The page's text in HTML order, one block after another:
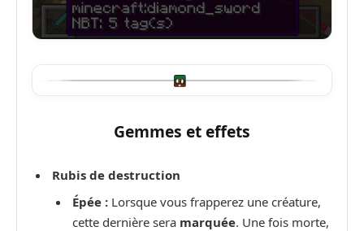
Gemmes et effets
Rubis de destruction
Épée : Lorsque vous frapperez une créature,
cette dernière sera marquée. Une fois morte,